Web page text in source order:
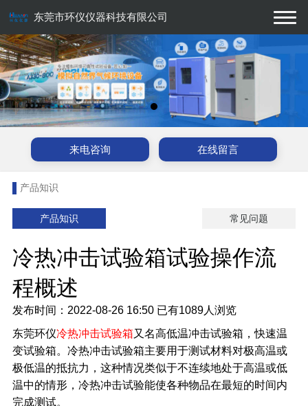
东莞市环仪仪器科技有限公司
来电咨询 在线留言
产品知识
产品知识 常见问题
冷热冲击试验箱试验操作流
程概述
发布时间：2022-08-26 16:50 已有1089人浏览
东莞环仪冷热冲击试验箱又名高低温冲击试验箱，快速温
变试验箱。冷热冲击试验箱主要用于测试材料对极高温或
极低温的抵抗力，这种情况类似于不连续地处于高温或低
温中的情形，冷热冲击试验能使各种物品在最短的时间内
完成测试。